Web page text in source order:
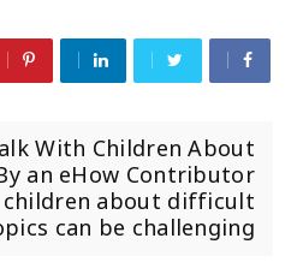
With Children About
an eHow Contributor
about difficult
can be challenging...